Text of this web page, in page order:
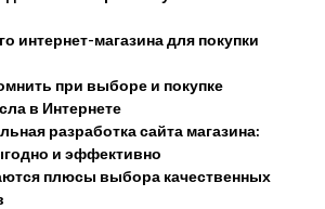
интернет-магазина для покупки
при выборе и покупке
в Интернете
разработка сайта магазина:
и эффективно
плюсы выбора качественных